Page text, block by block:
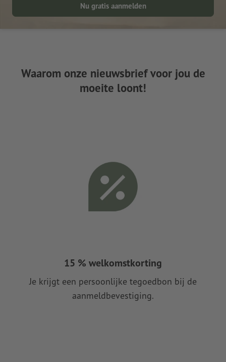
Nu gratis aanmelden
Waarom onze nieuwsbrief voor jou de
moeite loont!
15 % welkomstkorting
Je krijgt een persoonlijke tegoedbon bij de
aanmeldbevestiging.